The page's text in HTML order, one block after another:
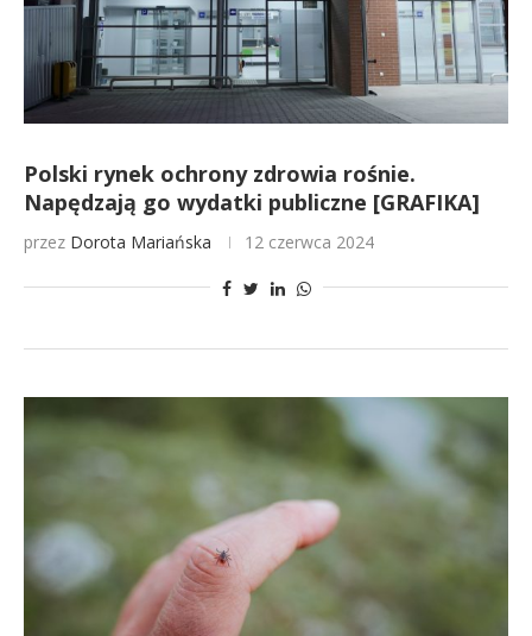
Polski rynek ochrony zdrowia rośnie.
Napędzają go wydatki publiczne [GRAFIKA]
przez Dorota Mariańska 12 czerwca 2024